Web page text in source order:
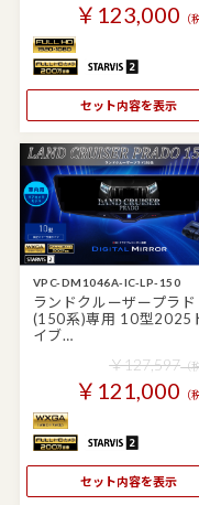
￥123,000 （
セット内容を表示
VPC-DM1046A-IC-LP-150
ランドクルーザープラド
(150系)専用 10型2025
イブ…
￥127,597（
￥121,000 （
セット内容を表示